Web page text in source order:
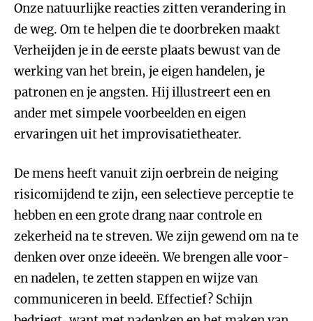
Onze natuurlijke reacties zitten verandering in
de weg. Om te helpen die te doorbreken maakt
Verheijden je in de eerste plaats bewust van de
werking van het brein, je eigen handelen, je
patronen en je angsten. Hij illustreert een en
ander met simpele voorbeelden en eigen
ervaringen uit het improvisatietheater.
De mens heeft vanuit zijn oerbrein de neiging
risicomijdend te zijn, een selectieve perceptie te
hebben en een grote drang naar controle en
zekerheid na te streven. We zijn gewend om na te
denken over onze ideeën. We brengen alle voor-
en nadelen, te zetten stappen en wijze van
communiceren in beeld. Effectief? Schijn